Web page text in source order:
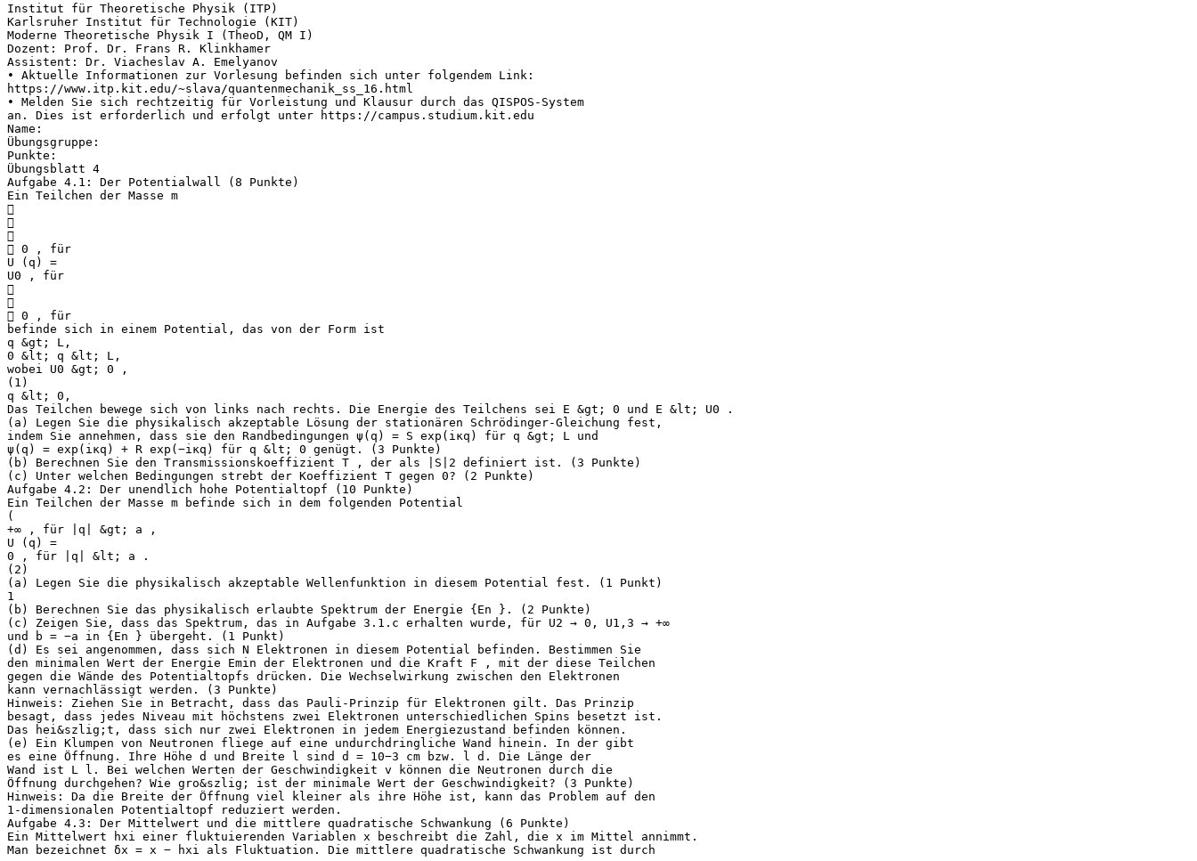
Institut für Theoretische Physik (ITP)
Karlsruher Institut für Technologie (KIT)
Moderne Theoretische Physik I (TheoD, QM I)
Dozent: Prof. Dr. Frans R. Klinkhamer
Assistent: Dr. Viacheslav A. Emelyanov
• Aktuelle Informationen zur Vorlesung befinden sich unter folgendem Link:
https://www.itp.kit.edu/~slava/quantenmechanik_ss_16.html
• Melden Sie sich rechtzeitig für Vorleistung und Klausur durch das QISPOS-System
an. Dies ist erforderlich und erfolgt unter https://campus.studium.kit.edu
Name:
Übungsgruppe:
Punkte:
Übungsblatt 4
Aufgabe 4.1: Der Potentialwall (8 Punkte)
Ein Teilchen der Masse m



 0 , für
U (q) =
U0 , für


 0 , für
befinde sich in einem Potential, das von der Form ist
q &gt; L,
0 &lt; q &lt; L,
wobei U0 &gt; 0 ,
(1)
q &lt; 0,
Das Teilchen bewege sich von links nach rechts. Die Energie des Teilchens sei E &gt; 0 und E &lt; U0 .
(a) Legen Sie die physikalisch akzeptable Lösung der stationären Schrödinger-Gleichung fest,
indem Sie annehmen, dass sie den Randbedingungen ψ(q) = S exp(iκq) für q &gt; L und
ψ(q) = exp(iκq) + R exp(−iκq) für q &lt; 0 genügt. (3 Punkte)
(b) Berechnen Sie den Transmissionskoeffizient T , der als |S|2 definiert ist. (3 Punkte)
(c) Unter welchen Bedingungen strebt der Koeffizient T gegen 0? (2 Punkte)
Aufgabe 4.2: Der unendlich hohe Potentialtopf (10 Punkte)
Ein Teilchen der Masse m befinde sich in dem folgenden Potential
(
+∞ , für |q| &gt; a ,
U (q) =
0 , für |q| &lt; a .
(2)
(a) Legen Sie die physikalisch akzeptable Wellenfunktion in diesem Potential fest. (1 Punkt)
1
(b) Berechnen Sie das physikalisch erlaubte Spektrum der Energie {En }. (2 Punkte)
(c) Zeigen Sie, dass das Spektrum, das in Aufgabe 3.1.c erhalten wurde, für U2 → 0, U1,3 → +∞
und b = −a in {En } übergeht. (1 Punkt)
(d) Es sei angenommen, dass sich N Elektronen in diesem Potential befinden. Bestimmen Sie
den minimalen Wert der Energie Emin der Elektronen und die Kraft F , mit der diese Teilchen
gegen die Wände des Potentialtopfs drücken. Die Wechselwirkung zwischen den Elektronen
kann vernachlässigt werden. (3 Punkte)
Hinweis: Ziehen Sie in Betracht, dass das Pauli-Prinzip für Elektronen gilt. Das Prinzip
besagt, dass jedes Niveau mit höchstens zwei Elektronen unterschiedlichen Spins besetzt ist.
Das hei&szlig;t, dass sich nur zwei Elektronen in jedem Energiezustand befinden können.
(e) Ein Klumpen von Neutronen fliege auf eine undurchdringliche Wand hinein. In der gibt
es eine Öffnung. Ihre Höhe d und Breite l sind d = 10−3 cm bzw. l d. Die Länge der
Wand ist L l. Bei welchen Werten der Geschwindigkeit v können die Neutronen durch die
Öffnung durchgehen? Wie gro&szlig; ist der minimale Wert der Geschwindigkeit? (3 Punkte)
Hinweis: Da die Breite der Öffnung viel kleiner als ihre Höhe ist, kann das Problem auf den
1-dimensionalen Potentialtopf reduziert werden.
Aufgabe 4.3: Der Mittelwert und die mittlere quadratische Schwankung (6 Punkte)
Ein Mittelwert hxi einer fluktuierenden Variablen x beschreibt die Zahl, die x im Mittel annimmt.
Man bezeichnet δx = x − hxi als Fluktuation. Die mittlere quadratische Schwankung ist durch